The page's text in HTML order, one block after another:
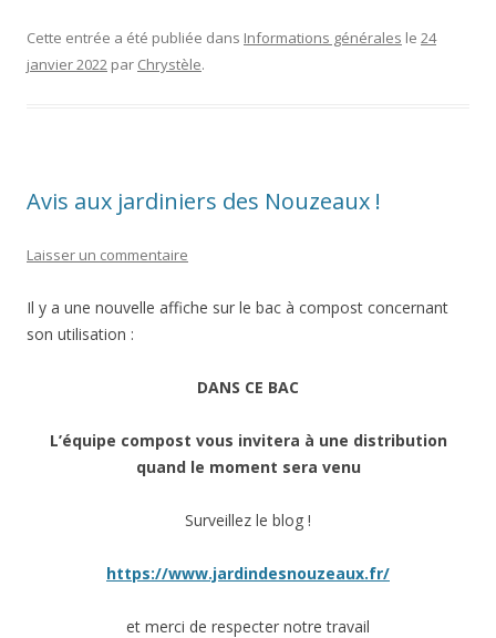
e
b
k
itt
er
ai
l
ss
a
p
k
Cette entrée a été publiée dans Informations générales le 24
janvier 2022 par Chrystèle.
Avis aux jardiniers des Nouzeaux !
Laisser un commentaire
Il y a une nouvelle affiche sur le bac à compost concernant
son utilisation :
DANS CE BAC
L’équipe compost vous invitera à une distribution
quand le moment sera venu
Surveillez le blog !
https://www.jardindesnouzeaux.fr/
et merci de respecter notre travail